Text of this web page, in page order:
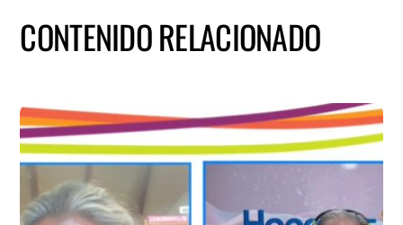
CONTENIDO RELACIONADO